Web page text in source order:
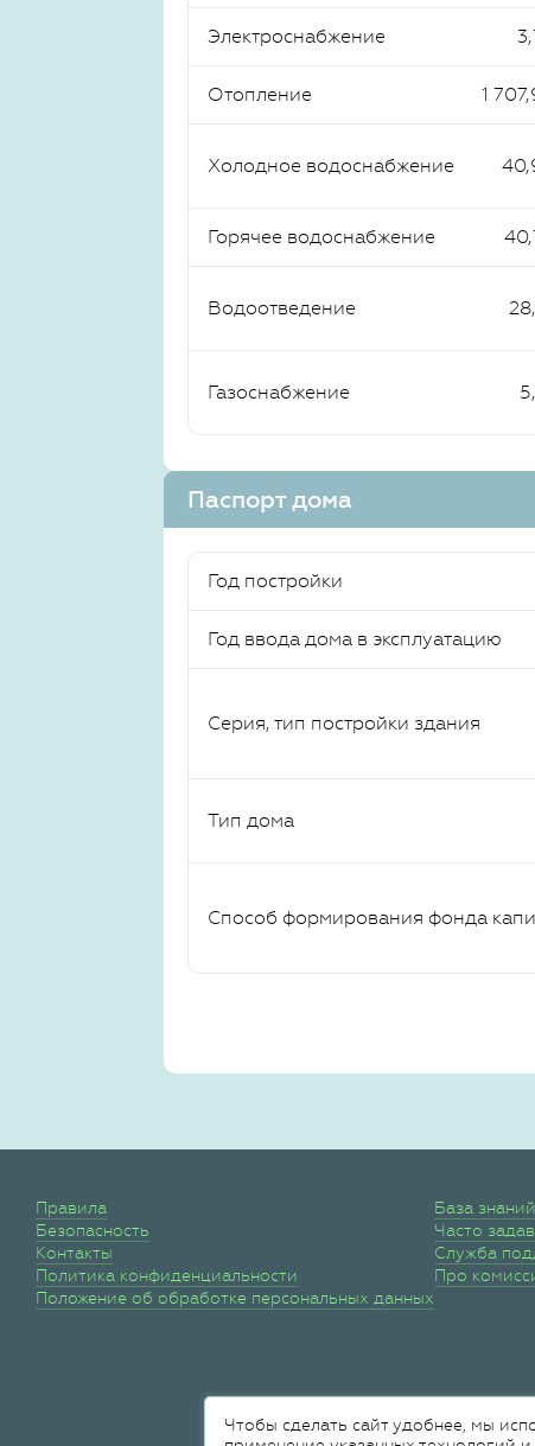
Электроснабжение
Отопление 1
Холодное водоснабжение
Горячее водоснабжение
Водоотведение
Газоснабжение
Паспорт дома
Год постройки
Год ввода дома в эксплуатацию
Серия, тип постройки здания
Тип дома
Способ формирования фонда
Правила
Безопасность
Контакты
Политика конфиденциальности
Положение об обработке персональных данных
База знаний
Часто
Служба
Про
Чтобы сделать сайт удобнее, мы